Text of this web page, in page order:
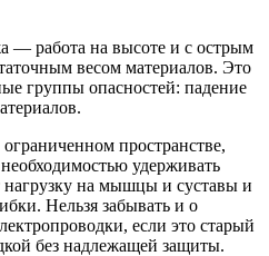
— работа на высоте и с острым
весом материалов. Это
группы опасностей: падение
пространстве,
удерживать
нагрузку на мышцы и суставы и
Нельзя забывать и о
если это старый
без надлежащей защиты.